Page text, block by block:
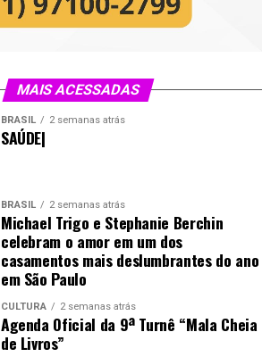
MAIS ACESSADAS
BRASIL 2 semanas atrás
SAÚDE|
BRASIL 2 semanas atrás
Michael Trigo e Stephanie Berchin
celebram o amor em um dos
casamentos mais deslumbrantes do ano
em São Paulo
CULTURA 2 semanas atrás
Agenda Oficial da 9ª Turnê “Mala Cheia
de Livros”